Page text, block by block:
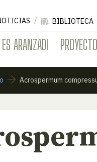
ARANZADI
BIBLIOTECA
Acrospermum